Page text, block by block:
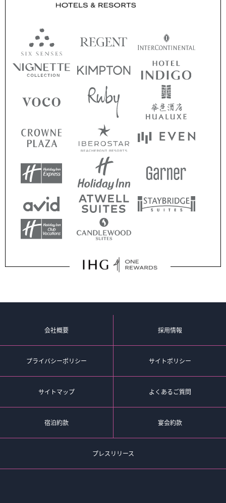
会社概要 採用情報
プライバシーポリシー サイトポリシー
サイトマップ よくあるご質問
宿泊約款 宴会約款
プレスリリース